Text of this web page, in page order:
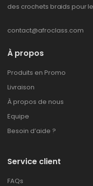
des crochets braids pour
contact@afroclass.com
À propos
Produits en Promo
Livraison
À propos de nous
Equipe
Besoin d’aide ?
Service client
FAQs